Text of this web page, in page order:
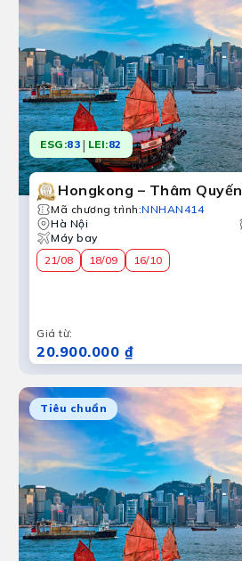
ESG:83 | LEI:82
Hongkong – Thâm Quyến
Mã chương trình:NNHAN414
Hà Nội
Máy bay
21/08
18/09 16/10
Giá từ:
20.900.000 ₫
Tiêu chuẩn